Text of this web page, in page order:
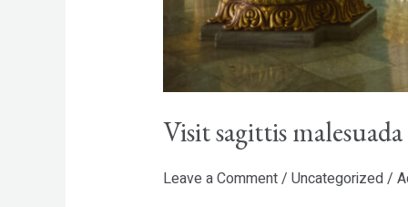
Visit sagittis
Leave a Comment/ Uncategorized/